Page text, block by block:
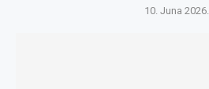
10. Juna 2026.